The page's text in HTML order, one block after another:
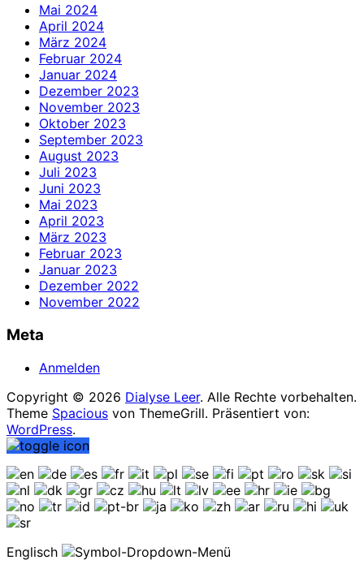
Mai 2024
April 2024
März 2024
Februar 2024
Januar 2024
Dezember 2023
November 2023
Oktober 2023
September 2023
August 2023
Juli 2023
Juni 2023
Mai 2023
April 2023
März 2023
Februar 2023
Januar 2023
Dezember 2022
November 2022
Meta
Anmelden
Copyright © 2026 Dialyse Leer. Alle Rechte vorbehalten.
Theme Spacious von ThemeGrill. Präsentiert von:
WordPress.
Englisch